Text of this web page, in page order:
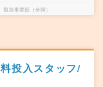
造事業部（全国）
投入スタッフ/